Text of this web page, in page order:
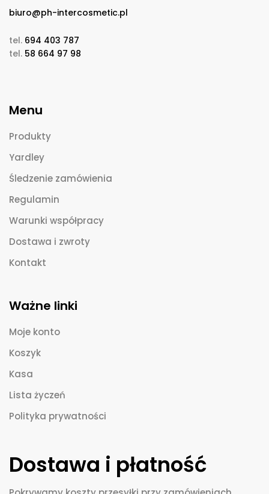
biuro@ph-intercosmetic.pl
tel. 694 403 787
tel. 58 664 97 98
Menu
Produkty
Yardley
Śledzenie zamówienia
Regulamin
Warunki współpracy
Dostawa i zwroty
Kontakt
Ważne linki
Moje konto
Koszyk
Kasa
Lista życzeń
Polityka prywatności
Dostawa i płatność